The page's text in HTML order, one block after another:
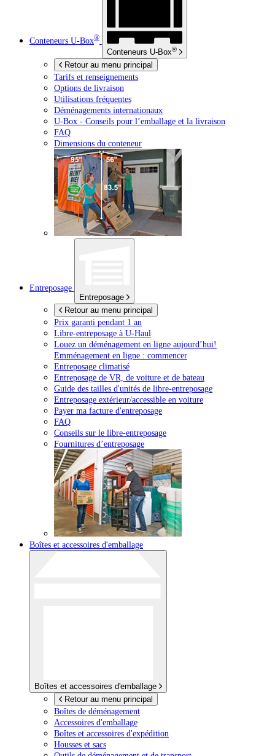
Conteneurs U-Box®
Conteneurs U-Box®
Retour au menu principal
Tarifs et renseignements
Options de livraison
Utilisations fréquentes
Déménagements internationaux
U-Box - Conseils pour l’emballage et la livraison
FAQ
Dimensions du conteneur
Entreposage
Entreposage
Retour au menu principal
Prix garanti pendant 1 an
Libre-entreposage à U-Haul
Louez un déménagement en ligne aujourd’hui!
Emménagement en ligne : commencer
Entreposage climatisé
Entreposage de VR, de voiture et de bateau
Guide des tailles d'unités de libre-entreposage
Entreposage extérieur/accessible en voiture
Payer ma facture d'entreposage
FAQ
Conseils sur le libre-entreposage
Fournitures d’entreposage
Boîtes et accessoires d'emballage
Boîtes et accessoires d'emballage
Retour au menu principal
Boîtes de déménagement
Accessoires d'emballage
Boîtes et accessoires d'expédition
Housses et sacs